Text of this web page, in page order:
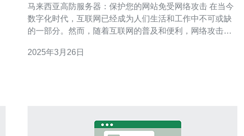
马来西亚高防服务器：保护您的网站免受网络攻击 在当今
数字化时代，互联网已经成为人们生活和工作中不可或缺
的一部分。然而，随着互联网的普及和便利，网络攻击也
网络攻击，马来西亚高防服务器是一个不可忽视的选择。
2025年3月26日